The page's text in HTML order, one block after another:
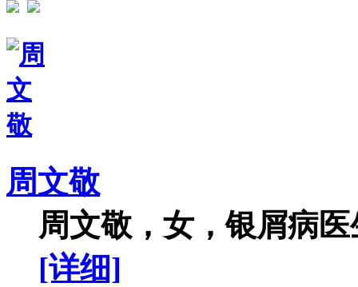
周文敬
周文敬，女，银屑病
[详细]